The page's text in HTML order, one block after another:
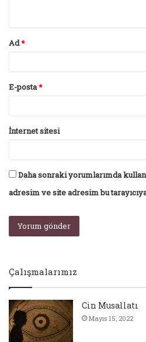
Ad*
E-posta*
İnternet sitesi
Daha sonraki yorumlarımda
adresim ve site adresim bu
Çalışmalarımız
Cin Musallatı
Mayıs 15, 2022